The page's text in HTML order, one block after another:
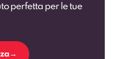
perfetta per le tue